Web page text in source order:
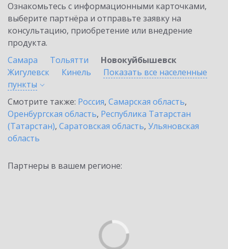
Ознакомьтесь с информационными карточками,
выберите партнёра и отправьте заявку на
консультацию, приобретение или внедрение
продукта.
Самара
Тольятти
Новокуйбышевск
Жигулевск
Кинель
Показать все населенные
пункты
Смотрите также: Россия, Самарская область,
Оренбургская область, Республика Татарстан
(Татарстан), Саратовская область, Ульяновская
область
Партнеры в вашем регионе: